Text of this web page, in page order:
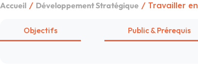
Accueil / Développement Stratégique / Travailler
Objectifs Public & Prérequis